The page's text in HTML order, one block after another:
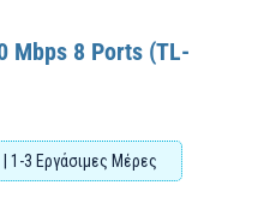
Mbps 8 Ports (TL-
3 Εργάσιμες Μέρες